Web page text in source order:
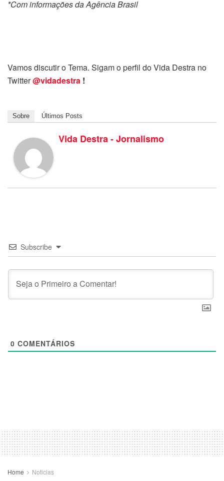
*Com informações da Agência Brasil
Vamos discutir o Tema. Sigam o perfil do Vida Destra no
Twitter@vidadestra !
Sobre Últimos Posts
Vida Destra - Jornalismo
Subscribe
0 COMENTÁRIOS
Home Noticias